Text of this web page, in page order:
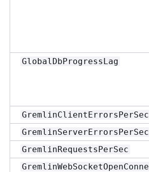
GlobalDbProgressLag
GremlinClientErrorsPerSec
GremlinServerErrorsPerSec
GremlinRequestsPerSec